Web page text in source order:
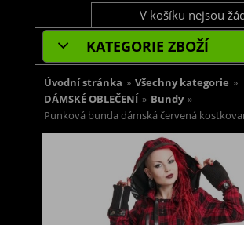
V košíku nejsou
KATEGORIE ZBOŽÍ
Úvodní stránka » Všechny kategorie »
DÁMSKÉ OBLEČENÍ » Bundy »
Punková bunda dámská červená